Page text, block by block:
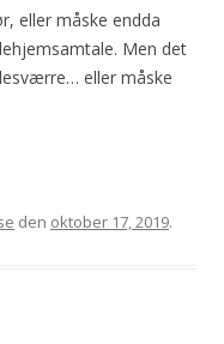
eller måske endda
Men det
eller måske
den oktober 17, 2019.